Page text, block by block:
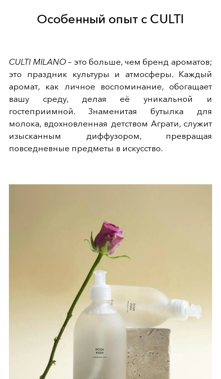
Особенный опыт с CULTI
CULTI MILANO– это больше, чем бренд ароматов;
это праздник культуры и атмосферы. Каждый
аромат, как личное воспоминание, обогащает
вашу среду, делая её уникальной и
гостеприимной. Знаменитая бутылка для
молока, вдохновленная детством Аграти, служит
изысканным диффузором, превращая
повседневные предметы в искусство.